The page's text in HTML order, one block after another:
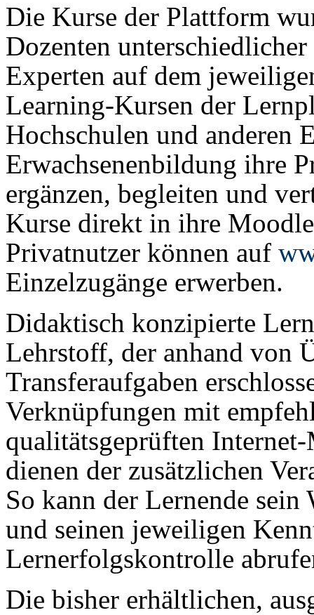
Die Kurse der Plattform
Dozenten
Experten auf dem
Learning-Kursen der
Hochschulen und anderen
Erwachsenenbildung ihre
ergänzen, begleiten und
Kurse direkt in ihre
Privatnutzer können auf
Einzelzugänge erwerben.
Didaktisch konzipierte
Lehrstoff, der anhand von
Transferaufgaben
Verknüpfungen mit
qualitätsgeprüften
dienen der zusätzlichen
So kann der Lernende sein
und seinen jeweiligen
Lernerfolgskontrolle
Die bisher erhältlichen,